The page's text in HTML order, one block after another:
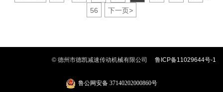
56 下一页>
© 德州市德凯减速传动机械有限公司 鲁ICP备11029644号-1
鲁公网安备 37140202000860号